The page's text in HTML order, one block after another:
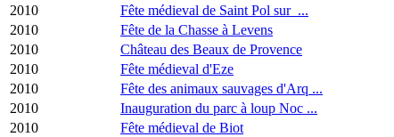
2010
Fête médieval de Saint Pol sur ...
2010
Fête de la Chasse à Levens
2010
Château des Beaux de Provence
2010
Fête médieval d'Eze
2010
Fête des animaux sauvages d'Arq ...
2010
Inauguration du parc à loup Noc ...
2010
Fête médieval de Biot